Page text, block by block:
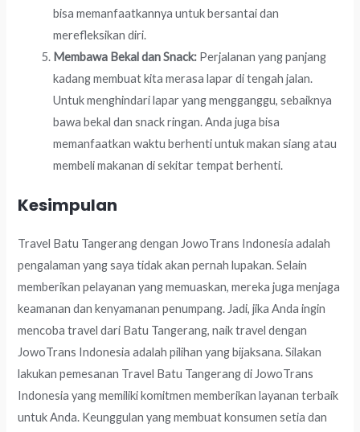
bisa memanfaatkannya untuk bersantai dan
merefleksikan diri.
Membawa Bekal dan Snack: Perjalanan yang panjang
kadang membuat kita merasa lapar di tengah jalan.
Untuk menghindari lapar yang mengganggu, sebaiknya
bawa bekal dan snack ringan. Anda juga bisa
memanfaatkan waktu berhenti untuk makan siang atau
membeli makanan di sekitar tempat berhenti.
Kesimpulan
Travel Batu Tangerang dengan JowoTrans Indonesia adalah
pengalaman yang saya tidak akan pernah lupakan. Selain
memberikan pelayanan yang memuaskan, mereka juga menjaga
keamanan dan kenyamanan penumpang. Jadi, jika Anda ingin
mencoba travel dari Batu Tangerang, naik travel dengan
JowoTrans Indonesia adalah pilihan yang bijaksana. Silakan
lakukan pemesanan Travel Batu Tangerang di JowoTrans
Indonesia yang memiliki komitmen memberikan layanan terbaik
untuk Anda. Keunggulan yang membuat konsumen setia dan